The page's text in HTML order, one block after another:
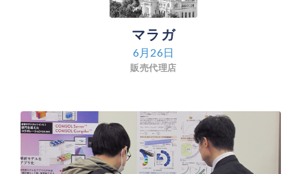
マラガ
6月26日
販売代理店